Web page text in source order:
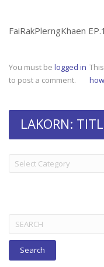
You must be logged in
to post a comment.
LAKORN:
LAKORN:
TITLES
Search
for: